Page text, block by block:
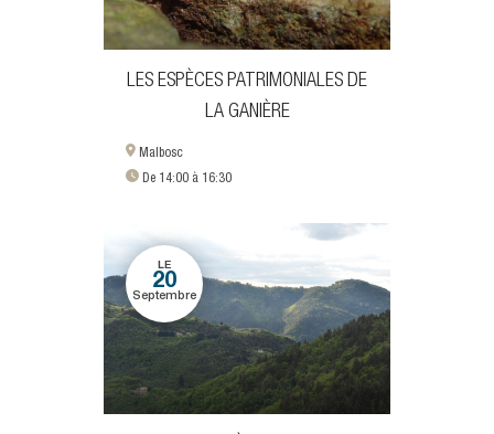
LES ESPÈCES PATRIMONIALES DE
LA GANIÈRE
Malbosc
De 14:00 à 16:30
LE
20
Septembre